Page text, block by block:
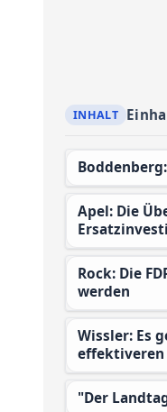
Apel: Die Überalterung des deutschen Kraftwerkparks erfordert dringende
Rock: Die FDP erwartet von E.ON, dass alle mittlerweile gemachten Zusagen auch eingehalten
werden
Wissler: Es geht hierbei nicht um die Ersetzung alter Kraftwerksblöcke durch einen angeblich
effektiveren
"Der